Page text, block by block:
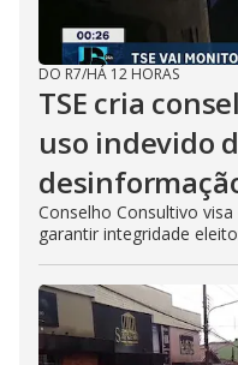
DO R7/HÁ 12 HORAS
TSE cria
uso indevido
Conselho Consultivo
garantir integridade